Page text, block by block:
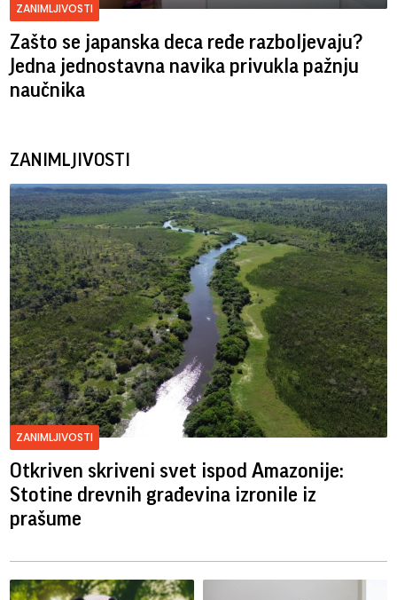
ZANIMLJIVOSTI
Zašto se japanska deca ređe razboljevaju?
Jedna jednostavna navika privukla pažnju
naučnika
ZANIMLJIVOSTI
ZANIMLJIVOSTI
Otkriven skriveni svet ispod Amazonije:
Stotine drevnih građevina izronile iz
prašume